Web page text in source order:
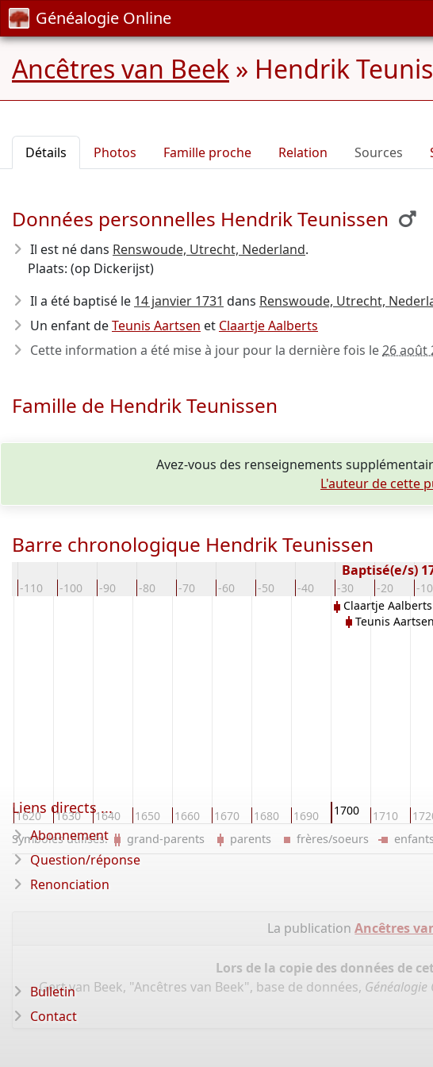
Généalogie Online
Ancêtres van Beek » Hendrik
Détails Photos Famille proche Relation Sources
Données personnelles Hendrik Teunissen
Il est né dans Renswoude, Utrecht, Nederland.
Plaats: (op Dickerijst)
Il a été baptisé le 14 janvier 1731 dans Renswoude, Utrecht,
Un enfant deTeunis Aartsen et Claartje Aalberts
Cette information a été mise à jour pour la dernière fois le26 août
Famille de Hendrik Teunissen
Avez-vous des renseignements
L'auteur de cette
Barre chronologique Hendrik Teunissen
-110 -100 -90 -80 -70 -60 -50 -40 -30 -20 -10
Baptisé(e/s)
1620 1630 1640 1650 1660 1670 1680 1690 1700 1710
Claartje Aalberts
Teunis Aartsen
Symboles utilisés: grand-parents parents frères/soeurs enfants
La publicationAncêtres
Lors de la copie des données de
Gert van Beek, "Ancêtres van Beek", base de données, Généalogie
Liens directs ...
Abonnement
Question/réponse
Renonciation
Bulletin
Contact